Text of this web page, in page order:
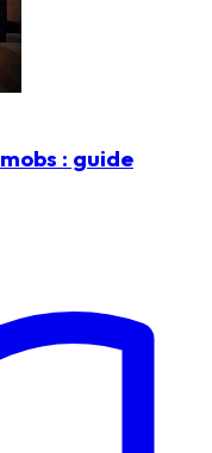
: guide